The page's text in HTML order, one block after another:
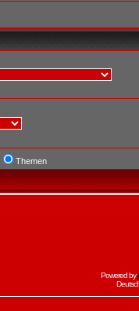
Themen
Powered by